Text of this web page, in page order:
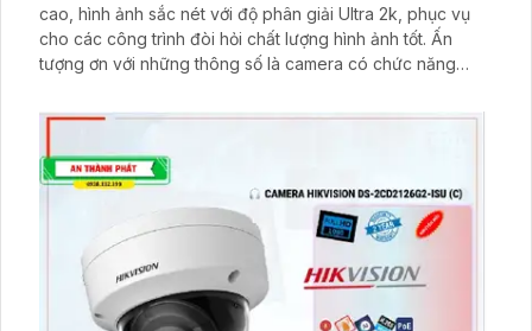
cao, hình ảnh sắc nét với độ phân giải Ultra 2k, phục vụ
cho các công trình đòi hỏi chất lượng hình ảnh tốt. Ấn
tượng ơn với những thông số là camera có chức năng
khoảng cách lên đến 30m với chất lượng hình ảnh tốt.
trọng và bền bỉ